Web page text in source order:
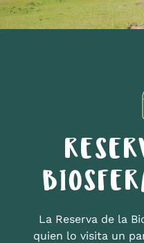
La Reserva de la
quien lo visita un